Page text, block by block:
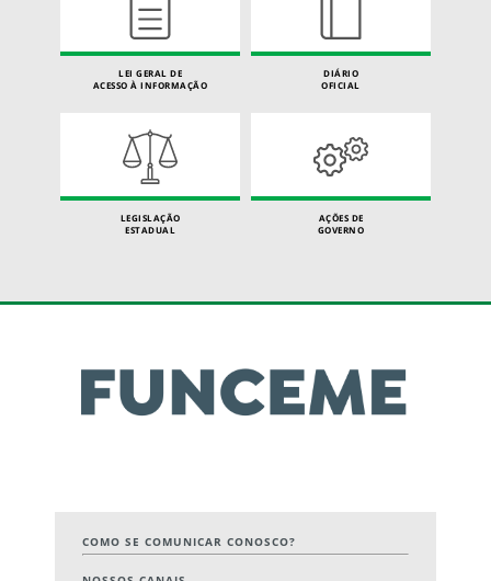
LEI GERAL DE
ACESSO À INFORMAÇÃO
DIÁRIO
OFICIAL
LEGISLAÇÃO
ESTADUAL
AÇÕES DE
GOVERNO
COMO SE COMUNICAR CONOSCO?